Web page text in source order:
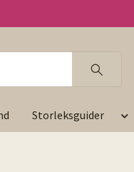
Storleksguider